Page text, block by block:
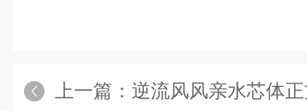
上一篇： 逆流风风亲水芯体